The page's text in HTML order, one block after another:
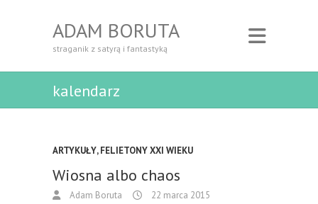
ADAM BORUTA
straganik z satyrą i fantastyką
kalendarz
ARTYKUŁY,FELIETONY XXI WIEKU
Wiosna albo chaos
Adam Boruta 22 marca 2015